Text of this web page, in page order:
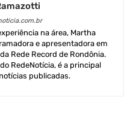
na área, Martha
e apresentadora em
Rede Record de Rondônia.
RedeNotícia, é a principal
publicadas.